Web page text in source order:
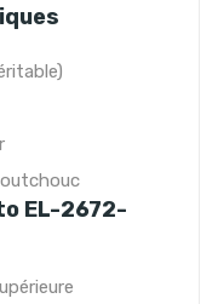
EL-2672-